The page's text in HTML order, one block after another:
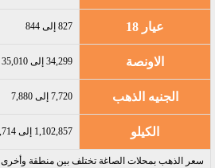
عيار 18 827 إلى 844
الاونصة 34,299 إلى 35,010
الجنيه الذهب 7,720 إلى 7,880
الكيلو 1,102,857 إلى 1,125,714
سعر الذهب بمحلات الصاغة تختلف بين منطقة وأخرى